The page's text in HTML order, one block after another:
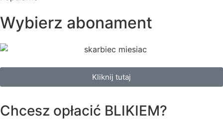
Wybierz abonament
Kliknij tutaj
Chcesz opłacić BLIKIEM?